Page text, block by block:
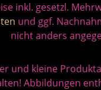
inkl. gesetzl.
und ggf.
nicht anders
und kleine
Abbildungen